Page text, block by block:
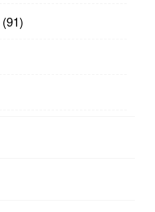
(91)